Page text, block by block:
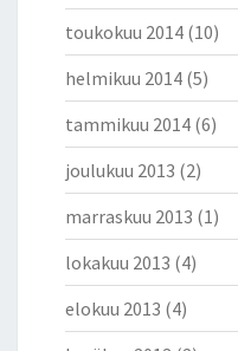
toukokuu 2014 (10)
helmikuu 2014 (5)
tammikuu 2014 (6)
joulukuu 2013 (2)
marraskuu 2013 (1)
lokakuu 2013 (4)
elokuu 2013 (4)